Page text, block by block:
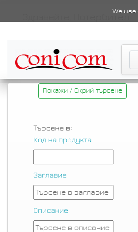
We
Покажи / Скрий търсене
Търсене в:
Код на продукта
Заглавие
Описание